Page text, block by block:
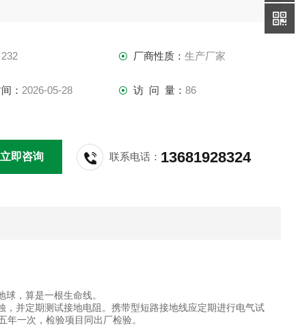
232 厂商性质： 生产厂家
： 2026-05-28 访 问 量： 86
立即咨询 联系电话： 13681928324
，算是一根生命线。
并定期测试接地电阻。携带型短路接地线应定期进行电气试
一次，检验项目同出厂检验。